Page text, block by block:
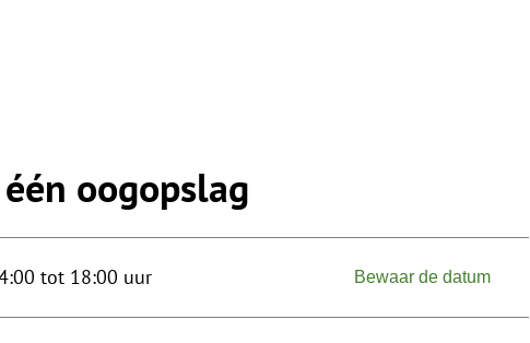
oogopslag
tot 18:00 uur Bewaar de datum